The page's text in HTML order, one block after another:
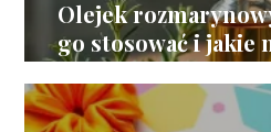
Olejek
go stosować i jakie